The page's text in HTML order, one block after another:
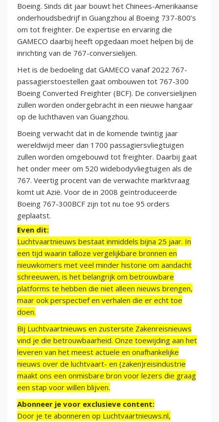
Boeing. Sinds dit jaar bouwt het Chinees-Amerikaanse
onderhoudsbedrijf in Guangzhou al Boeing 737-800’s
om tot freighter. De expertise en ervaring die
GAMECO daarbij heeft opgedaan moet helpen bij de
inrichting van de 767-conversielijen.
Het is de bedoeling dat GAMECO vanaf 2022 767-
passagierstoestellen gaat ombouwen tot 767-300
Boeing Converted Freighter (BCF). De conversielijnen
zullen worden ondergebracht in een nieuwe hangaar
op de luchthaven van Guangzhou.
Boeing verwacht dat in de komende twintig jaar
wereldwijd meer dan 1700 passagiersvliegtuigen
zullen worden omgebouwd tot freighter. Daarbij gaat
het onder meer om 520 widebodyvliegtuigen als de
767. Veertig procent van de verwachte marktvraag
komt uit Azië. Voor de in 2008 geïntroduceerde
Boeing 767-300BCF zijn tot nu toe 95 orders
geplaatst.
Even dit:
Luchtvaartnieuws bestaat inmiddels bijna 25 jaar. In
een tijd waarin talloze vergelijkbare bronnen en
nieuwkomers met veel minder historie om aandacht
schreeuwen, is het belangrijk om betrouwbare
platforms te hebben die niet alleen nieuws brengen,
maar ook perspectief en verhalen die er echt toe
doen.
Bij Luchtvaartnieuws en zustersite Zakenreisnieuws
vind je die betrouwbaarheid. Onze toewijding aan het
leveren van het meest actuele en onafhankelijke
nieuws over de luchtvaart- en (zaken)reisindustrie
maakt ons een onmisbare bron voor lezers die graag
een stap voor willen blijven.
Abonneer je voor exclusieve content:
Door je te abonneren op Luchtvaartnieuws.nl,